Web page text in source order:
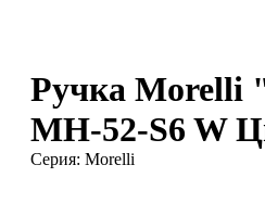
Ручка Morelli
MH-52-S6 W
Серия: Morelli